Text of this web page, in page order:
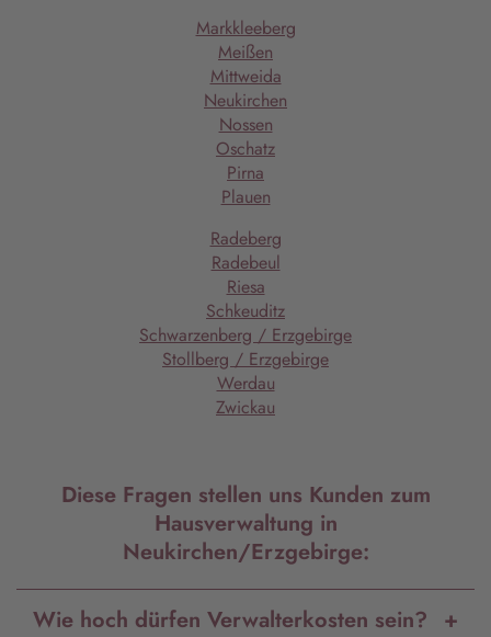
Markkleeberg
Meißen
Mittweida
Neukirchen
Nossen
Oschatz
Pirna
Plauen
Radeberg
Radebeul
Riesa
Schkeuditz
Schwarzenberg / Erzgebirge
Stollberg / Erzgebirge
Werdau
Zwickau
Diese Fragen stellen uns Kunden zum
Hausverwaltung in
Neukirchen/Erzgebirge:
Wie hoch dürfen Verwalterkosten sein?